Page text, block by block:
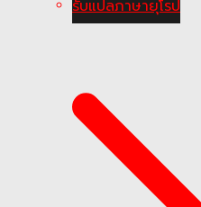
รับแปลภาษายุโรป